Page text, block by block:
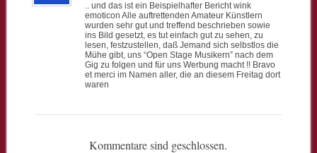
.. und das ist ein Beispielhafter Bericht wink
emoticon Alle auftrettenden Amateur Künstlern
wurden sehr gut und treffend beschrieben sowie
ins Bild gesetzt, es tut einfach gut zu sehen, zu
lesen, festzustellen, daß Jemand sich selbstlos die
Mühe gibt, uns “Open Stage Musikern” nach dem
Gig zu folgen und für uns Werbung macht !! Bravo
et merci im Namen aller, die an diesem Freitag dort
waren
Kommentare sind geschlossen.